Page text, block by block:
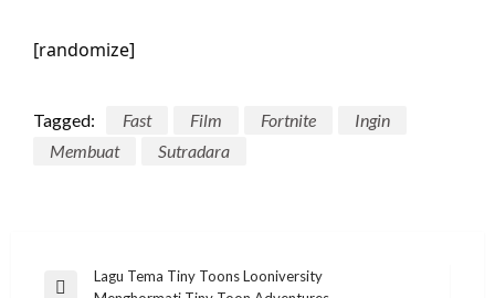
[randomize]
Tagged: Fast Film Fortnite
Ingin
Membuat
Sutradara
Post
Lagu Tema Tiny Toons Looniversity